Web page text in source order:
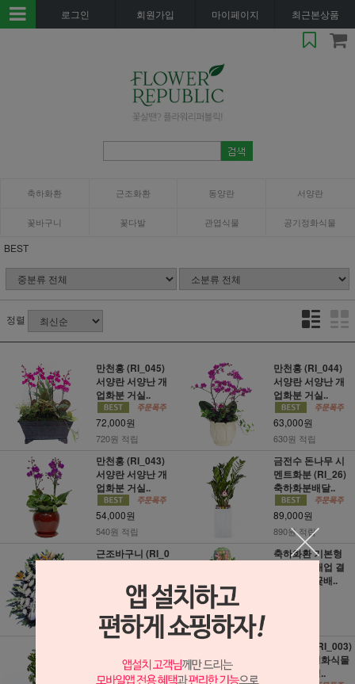
로그인 회원가입 마이페이지 최근본상품
축하화환 근조화환 동양란 서양란
꽃바구니 꽃다발 관엽식물 공기정화식물
BEST
정렬
만천홍 (RI_045)
서양란 서양난 개
업화분 거실..
72,000원
720원 적립
만천홍 (RI_044)
서양란 서양난 개
업화분 거실..
63,000원
630원 적립
만천홍 (RI_043)
서양란 서양난 개
업화분 거실..
54,000원
540원 적립
금전수 돈나무 시
멘트화분 (RI_26)
축하화분배달..
89,000원
890원 적립
근조바구니 (RI_0
62,000원
620원 적립
축하화환 기본형
(RI_011) 개업 결
혼식 전국꽃배..
005) 실내공기정
화식물 미세먼..
고무나무 (RI_003)
실내공기정화식물
미세먼지정..